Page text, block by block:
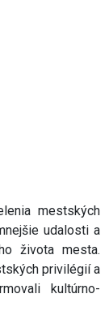
mestských
udalosti a
života mesta.
privilégií a
kultúrno-